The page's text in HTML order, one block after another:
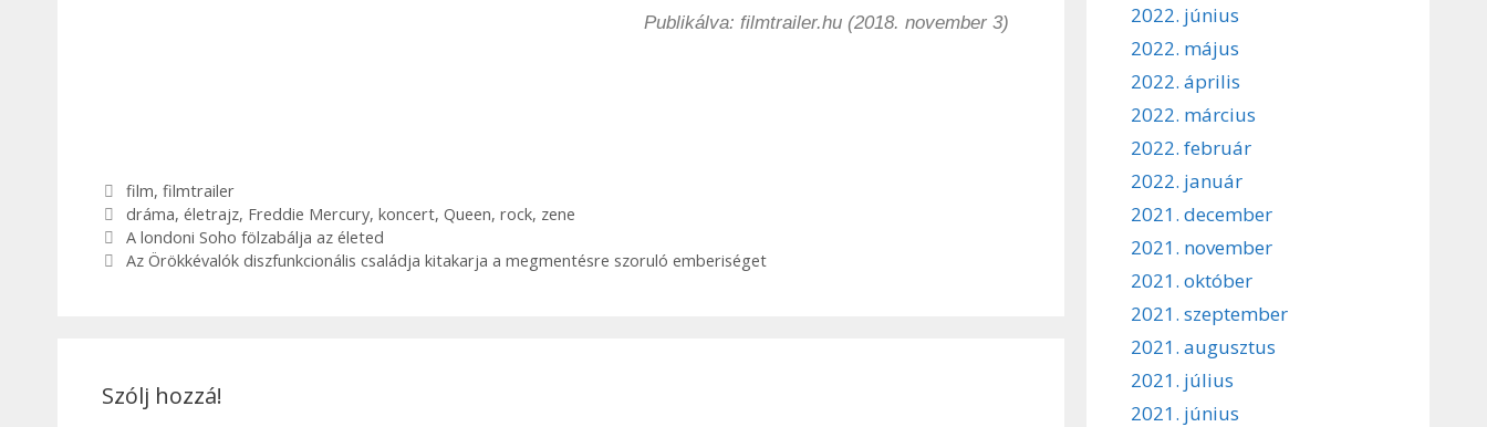
Publikálva: filmtrailer.hu (2018. november 3)
film, filmtrailer
dráma, életrajz, Freddie Mercury, koncert, Queen, rock, zene
A londoni Soho fölzabálja az életed
Az Örökkévalók diszfunkcionális családja kitakarja a megmentésre szoruló emberiséget
Szólj hozzá!
2022. június
2022. május
2022. április
2022. március
2022. február
2022. január
2021. december
2021. november
2021. október
2021. szeptember
2021. augusztus
2021. július
2021. június